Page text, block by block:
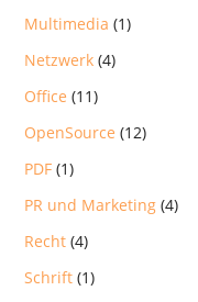
Multimedia (1)
Netzwerk (4)
Office (11)
OpenSource (12)
PDF (1)
PR und Marketing (4)
Recht (4)
Schrift (1)